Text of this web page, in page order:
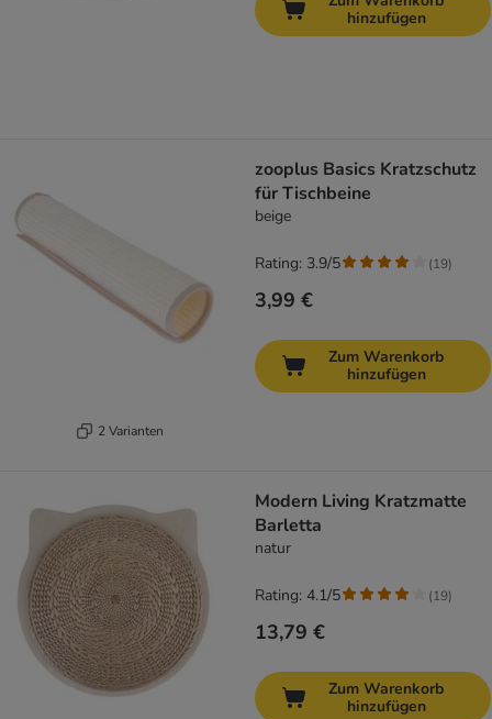
hinzufügen
2 Varianten
zooplus Basics Kratzschutz
für Tischbeine
beige
3,99 €
Rating: 3.9/5 (19)
Zum Warenkorb
hinzufügen
Modern Living Kratzmatte
Barletta
natur
13,79 €
Rating: 4.1/5 (19)
Zum Warenkorb
hinzufügen